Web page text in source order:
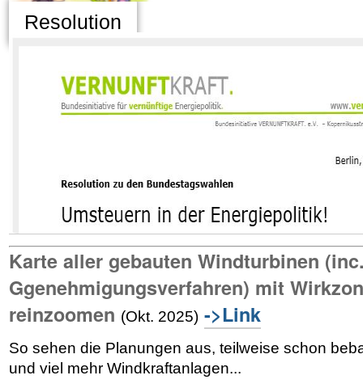
-> Parteiprogramme studieren lohnt, wer für Naturzerstörung durch
-> Wer bei den Erneuerbaren die EEG-Subventionen stopft, ist bei den
-> Naturschutzgesetze für Windkraft anzupassen ist ein Hohn und wird
-> wer noch mehr Windkraft will, ist nicht wählbar und hält nie still
Resolution
Karte aller gebauten Windturbinen
Ggenehmigungsverfahren) mit
reinzoomen (Okt. 2025) ->Link
So sehen die Planungen aus, teilweise schon
und viel mehr Windkraftanlagen...